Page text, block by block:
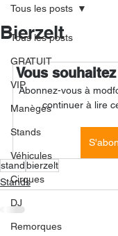
Tous les posts
GRATUIT
VIP
Manèges
Stands
Véhicules
Cirques
DJ
Remorques
Tous les posts
Bierzelt
Vous
Abonnez-vous à
continuer à lire
standbierzelt
Stands